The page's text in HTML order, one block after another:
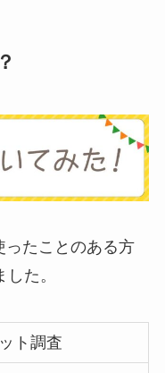
やおすすめは？
？
ライダーはいら
悔 を聞いてみた
い？買ってよか
？代用は布団乾
ったことのある方
た。
ト調査